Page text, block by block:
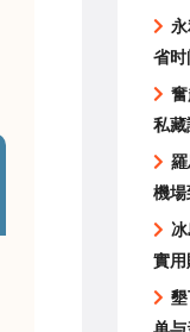
省时
私藏
機場
實用